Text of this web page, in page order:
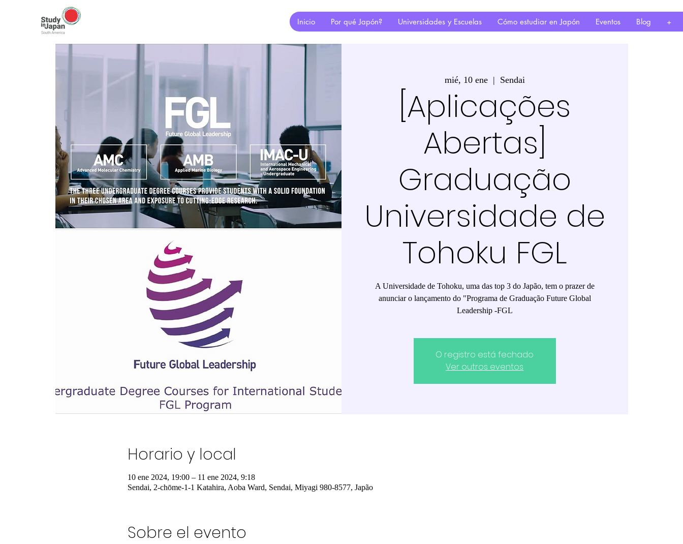
Inicio Por qué Japón? Universidades y Escuelas Cómo estudiar en Japón Eventos Blog +
mié, 10 ene
  |
Sendai
[Aplicações
Abertas]
Graduação
Universidade de
Tohoku FGL
A Universidade de Tohoku, uma das top 3 do Japão, tem o prazer de
anunciar o lançamento do "Programa de Graduação Future Global
Leadership -FGL
O registro está fechado
Ver outros eventos
Horario y local
10 ene 2024, 19:00 – 11 ene 2024, 9:18
Sendai, 2-chōme-1-1 Katahira, Aoba Ward, Sendai, Miyagi 980-8577, Japão
Sobre el evento